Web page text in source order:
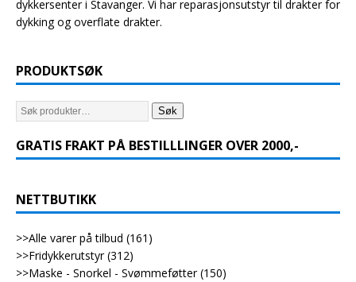
dykkersenter i Stavanger. Vi har reparasjonsutstyr til drakter for
dykking og overflate drakter.
PRODUKTSØK
Søk
GRATIS FRAKT PÅ BESTILLLINGER OVER 2000,-
NETTBUTIKK
>>Alle varer på tilbud (161)
>>Fridykkerutstyr (312)
>>Maske - Snorkel - Svømmeføtter (150)